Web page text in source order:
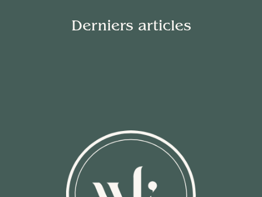
Derniers articles